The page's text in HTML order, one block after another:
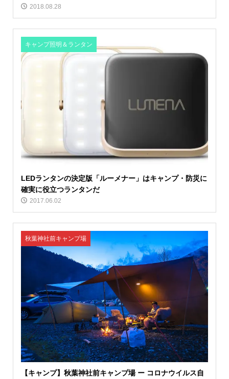
2018.08.28
キャンプ照明＆ランタン
LEDランタンの決定版「ルーメナー」はキャンプ・防災に
確実に役立つランタンだ
2017.06.02
秋葉神社前キャンプ場
【キャンプ】秋葉神社前キャンプ場 ー コロナウイルス自